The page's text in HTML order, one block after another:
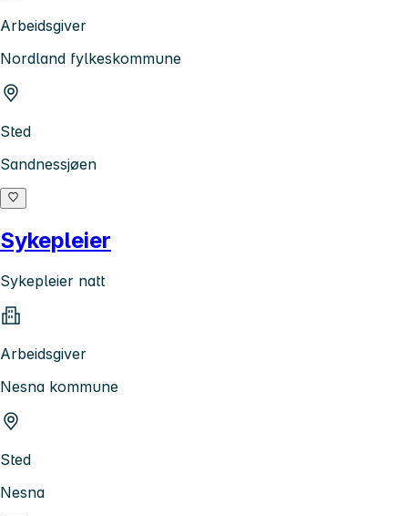
Arbeidsgiver
Nordland fylkeskommune
Sted
Sandnessjøen
Sykepleier
Sykepleier natt
Arbeidsgiver
Nesna kommune
Sted
Nesna